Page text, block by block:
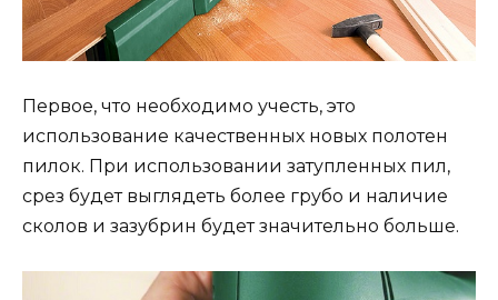
Первое, что необходимо учесть, это
использование качественных новых полотен
пилок. При использовании затупленных пил,
срез будет выглядеть более грубо и наличие
сколов и зазубрин будет значительно больше.